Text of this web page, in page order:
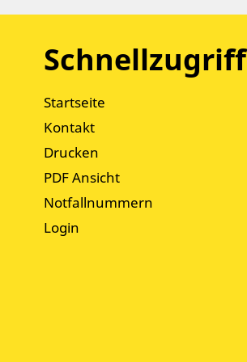
Schnellzugriff
Startseite
Kontakt
Drucken
PDF Ansicht
Notfallnummern
Login